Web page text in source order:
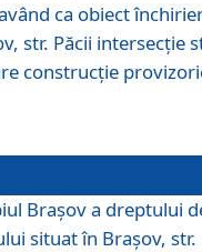
ca obiect
str. Păcii intersecție
construcție
Brașov a dreptului
situat în Brașov, str.